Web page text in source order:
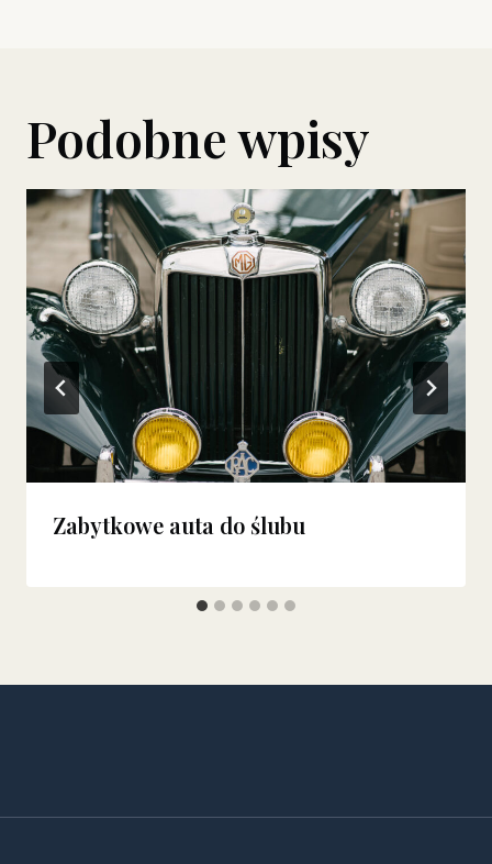
Podobne wpisy
Zabytkowe auta do ślubu